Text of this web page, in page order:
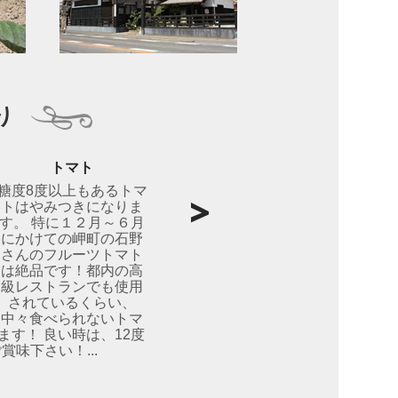
トマト
度8度以上もあるトマ
トはやみつきになりま
す。 特に１２月～６月
にかけての岬町の石野
さんのフルーツトマト
は絶品です！都内の高
級レストランでも使用
されているくらい、
中々食べられないトマ
す！ 良い時は、12度
味下さい！...